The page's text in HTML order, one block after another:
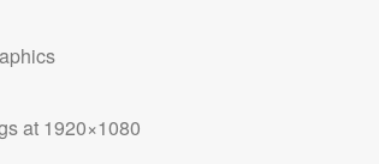
at 1920×1080